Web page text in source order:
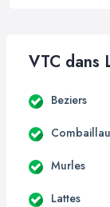
VTC dans
Beziers
Murles
Lattes